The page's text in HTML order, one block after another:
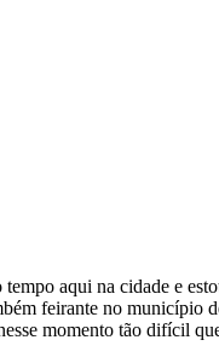
aqui na cidade e
feirante no município
momento tão difícil